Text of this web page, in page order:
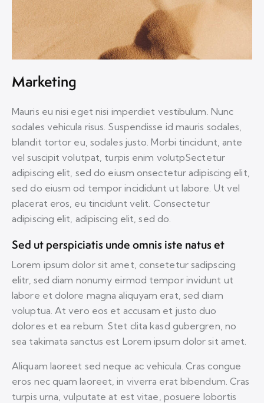
Marketing
Mauris eu nisi eget nisi imperdiet vestibulum. Nunc
sodales vehicula risus. Suspendisse id mauris sodales,
blandit tortor eu, sodales justo. Morbi tincidunt, ante
vel suscipit volutpat, turpis enim volutpSectetur
adipiscing elit, sed do eiusm onsectetur adipiscing elit,
sed do eiusm od tempor incididunt ut labore. Ut vel
placerat eros, eu tincidunt velit. Consectetur
adipiscing elit, adipiscing elit, sed do.
Sed ut perspiciatis unde omnis iste natus et
Lorem ipsum dolor sit amet, consetetur sadipscing
elitr, sed diam nonumy eirmod tempor invidunt ut
labore et dolore magna aliquyam erat, sed diam
voluptua. At vero eos et accusam et justo duo
dolores et ea rebum. Stet clita kasd gubergren, no
sea takimata sanctus est Lorem ipsum dolor sit amet.
Aliquam laoreet sed neque ac vehicula. Cras congue
eros nec quam laoreet, in viverra erat bibendum. Cras
turpis urna, vulputate at est vitae, posuere lobortis